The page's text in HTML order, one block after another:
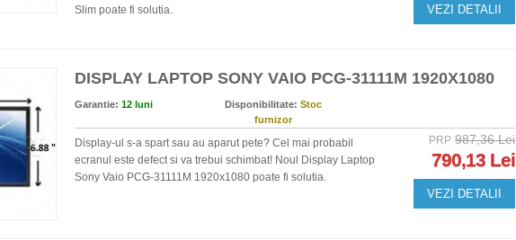
Slim poate fi solutia.
VEZI DETALII
DISPLAY LAPTOP SONY VAIO PCG-31111M 1920X1080
Garantie: 12 luni Disponibilitate: Stoc
furnizor
Display-ul s-a spart sau au aparut pete? Cel mai probabil
ecranul este defect si va trebui schimbat! Noul Display Laptop
Sony Vaio PCG-31111M 1920x1080 poate fi solutia.
PRP 987,36 Lei
790,13 Lei
VEZI DETALII